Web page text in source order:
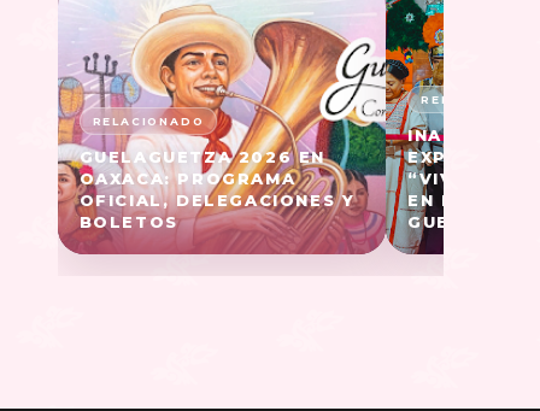
GUELAGUETZA 2026 EN
OAXACA: PROGRAMA
OFICIAL, DELEGACIONES Y
BOLETOS
INAUGURAN
“VIVE
EN EL